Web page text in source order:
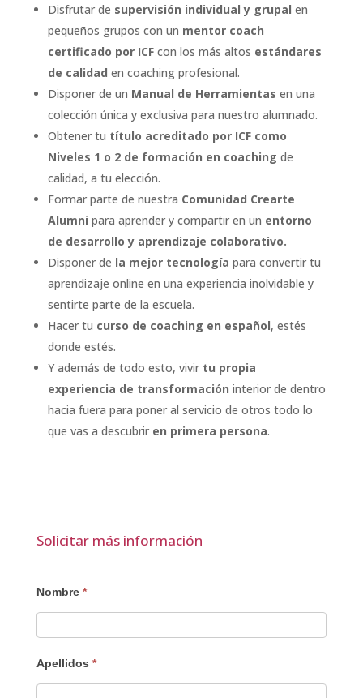
Disfrutar de supervisión individual y grupal en
pequeños grupos con un mentor coach
certificado por ICF con los más altos estándares
de calidad en coaching profesional.
Disponer de un Manual de Herramientas en una
colección única y exclusiva para nuestro alumnado.
Obtener tu título acreditado por ICF como
Niveles 1 o 2 de formación en coaching de
calidad, a tu elección.
Formar parte de nuestra Comunidad Crearte
Alumni para aprender y compartir en un entorno
de desarrollo y aprendizaje colaborativo.
Disponer de la mejor tecnología para convertir tu
aprendizaje online en una experiencia inolvidable y
sentirte parte de la escuela.
Hacer tu curso de coaching en español, estés
donde estés.
Y además de todo esto, vivir tu propia
experiencia de transformación interior de dentro
hacia fuera para poner al servicio de otros todo lo
que vas a descubrir en primera persona.
Solicitar más información
AUTO
-
programa
Nombre *
Apellidos *